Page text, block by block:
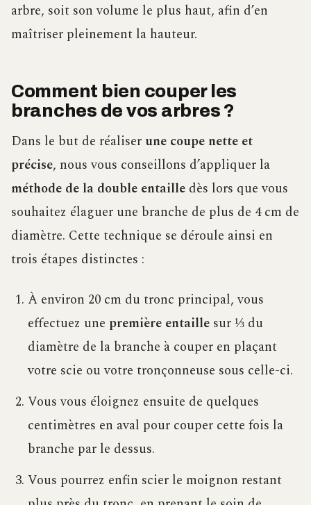
arbre, soit son volume le plus haut, afin d’en
maîtriser pleinement la hauteur.
Comment bien couper les
branches de vos arbres ?
Dans le but de réaliser une coupe nette et
précise, nous vous conseillons d’appliquer la
méthode de la double entaille dès lors que vous
souhaitez élaguer une branche de plus de 4 cm de
diamètre. Cette technique se déroule ainsi en
trois étapes distinctes :
À environ 20 cm du tronc principal, vous
effectuez une première entaille sur ⅓ du
diamètre de la branche à couper en plaçant
votre scie ou votre tronçonneuse sous celle-ci.
Vous vous éloignez ensuite de quelques
centimètres en aval pour couper cette fois la
branche par le dessus.
Vous pourrez enfin scier le moignon restant